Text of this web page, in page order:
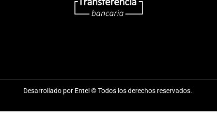
Desarrollado por Entel © Todos los derechos reservados.